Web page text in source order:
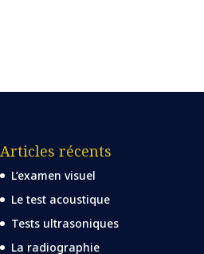
Articles récents
L’examen visuel
Le test acoustique
Tests ultrasoniques
La radiographie